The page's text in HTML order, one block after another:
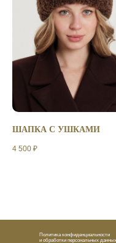
ШАПКА С УШКАМИ
4 500 ₽
Политика конфиденциальности
и обработки персональных данных